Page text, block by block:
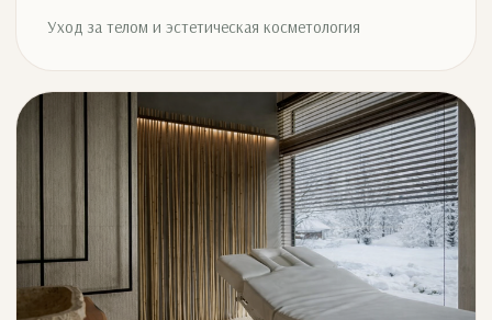
Уход за телом и эстетическая косметология